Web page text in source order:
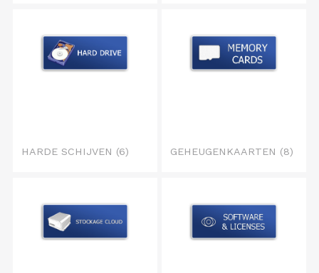
HARDE SCHIJVEN (6) GEHEUGENKAARTEN (8)